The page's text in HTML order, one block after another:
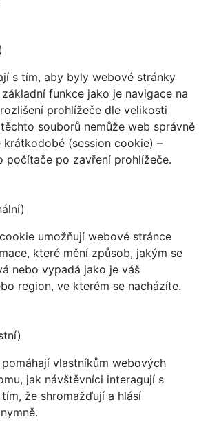
s tím, aby byly webové stránky
funkce jako je navigace na
prohlížeče dle velikosti
souborů nemůže web správně
(session cookie) –
počítače po zavření prohlížeče.
umožňují webové stránce
které mění způsob, jakým se
nebo vypadá jako je váš
region, ve kterém se nacházíte.
vlastníkům webových
jak návštěvníci interagují s
že shromažďují a hlásí